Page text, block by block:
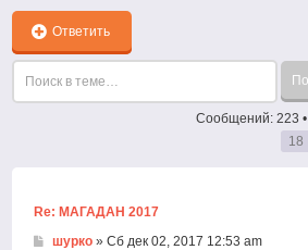
Ответить
Сообщений: 223 •
18
Re: МАГАДАН 2017
шурко » Сб дек 02, 2017 12:53 am